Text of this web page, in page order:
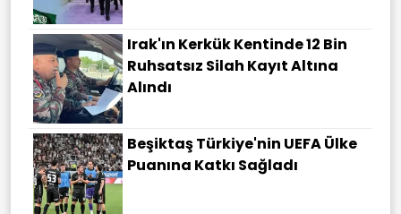
Irak'ın Kerkük Kentinde 12 Bin
Ruhsatsız Silah Kayıt Altına
Alındı
Beşiktaş Türkiye'nin UEFA Ülke
Puanına Katkı Sağladı